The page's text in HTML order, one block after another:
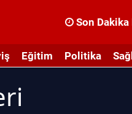
Son
Eğitim Politika